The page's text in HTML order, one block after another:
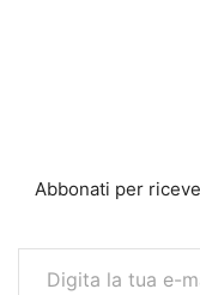
Abbonati per
Digita la tua e-mail...